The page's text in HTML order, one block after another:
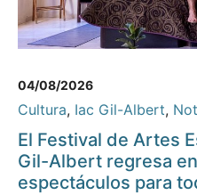
04/08/2026
Cultura, Iac Gil-Albert,
El Festival de Artes
Gil-Albert regresa
espectáculos para